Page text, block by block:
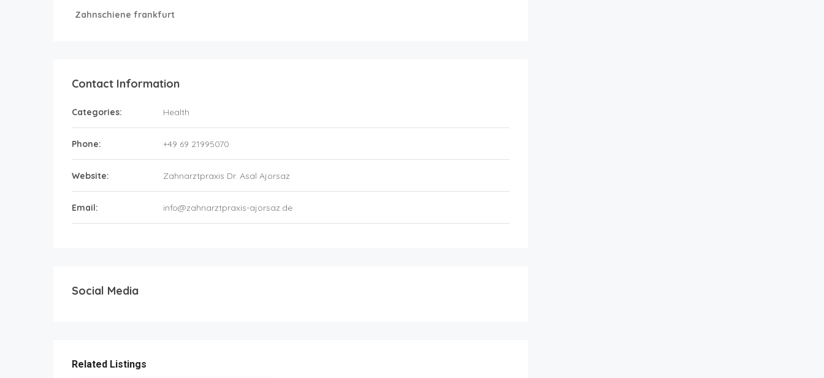
Zahnschiene frankfurt
Contact Information
Categories: Health
Phone: +49 69 21995070
Website: Zahnarztpraxis Dr. Asal Ajorsaz
Email: info@zahnarztpraxis-ajorsaz.de
Social Media
Related Listings